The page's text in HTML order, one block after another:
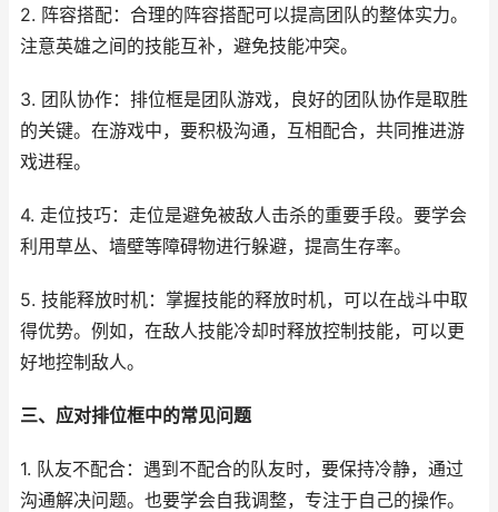
2. 阵容搭配：合理的阵容搭配可以提高团队的整体实力。
注意英雄之间的技能互补，避免技能冲突。
3. 团队协作：排位框是团队游戏，良好的团队协作是取胜
的关键。在游戏中，要积极沟通，互相配合，共同推进游
戏进程。
4. 走位技巧：走位是避免被敌人击杀的重要手段。要学会
利用草丛、墙壁等障碍物进行躲避，提高生存率。
5. 技能释放时机：掌握技能的释放时机，可以在战斗中取
得优势。例如，在敌人技能冷却时释放控制技能，可以更
好地控制敌人。
三、应对排位框中的常见问题
1. 队友不配合：遇到不配合的队友时，要保持冷静，通过
沟通解决问题。也要学会自我调整，专注于自己的操作。